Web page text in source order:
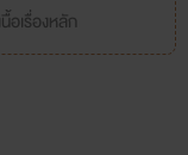
อเรื่องหลัก